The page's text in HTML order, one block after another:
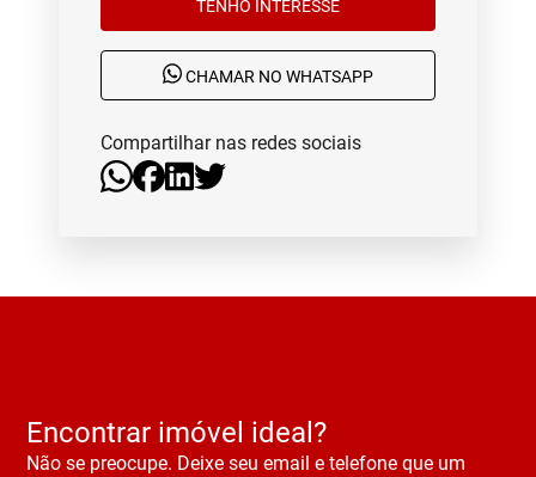
TENHO INTERESSE
CHAMAR NO WHATSAPP
Compartilhar nas redes sociais
Encontrar imóvel ideal?
Não se preocupe. Deixe seu email e telefone que um